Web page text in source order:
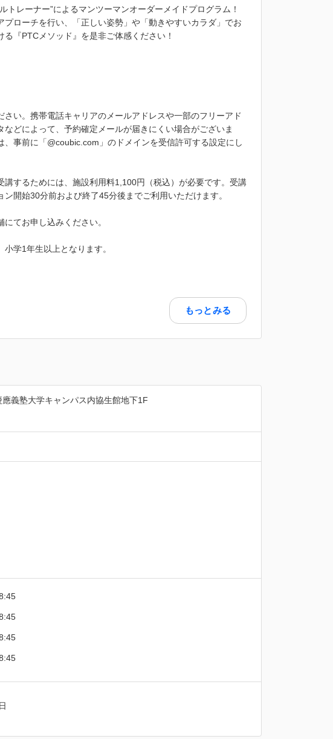
トレーナー”によるマンツーマンオーダーメイドプログラム！
ローチを行い、「正しい姿勢」や「動きやすいカラダ」でお
『PTCメソッド』を是非ご体感ください！
い。携帯電話キャリアのメールアドレスや一部のフリーアド
どによって、予約確定メールが届きにくい場合がございま
事前に「@coubic.com」のドメインを受信許可する設定にし
するためには、施設利用料1,100円（税込）が必要です。受講
開始30分前および終了45分後までご利用いただけます。
てお申し込みください。
学1年生以上となります。
もっとみる
義塾大学キャンパス内協生館地下1F